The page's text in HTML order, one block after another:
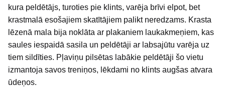
kura peldētājs, turoties pie klints, varēja brīvi elpot, bet
krastmalā esošajiem skatītājiem palikt neredzams. Krasta
lēzenā mala bija noklāta ar plakaniem laukakmeņiem, kas
saules iespaidā sasila un peldētāji ar labsajūtu varēja uz
tiem sildīties. Pļaviņu pilsētas labākie peldētāji šo vietu
izmantoja savos treniņos, lēkdami no klints augšas atvara
ūdeņos.